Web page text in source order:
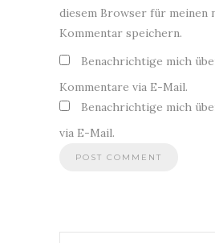
diesem Browser für meinen
Kommentar speichern.
Benachrichtige mich
Kommentare via E-Mail.
Benachrichtige mich
via E-Mail.